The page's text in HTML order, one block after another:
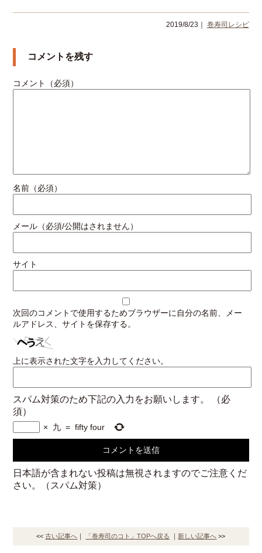
2019/8/23｜ 巻寿司レシピ
コメントを残す
コメント（必須）
名前（必須）
メール（必須/公開はされません）
サイト
次回のコメントで使用するためブラウザーに自分の名前、メー
ルアドレス、サイトを保存する。
上に表示された文字を入力してください。
スパム対策のため下記の入力をお願いします。
（必
須）
× 九 = fifty four
日本語が含まれない投稿は無視されますのでご注意くだ
さい。（スパム対策）
<<古い記事へ 「巻寿司のコト」TOPへ戻る 新しい記事へ >>